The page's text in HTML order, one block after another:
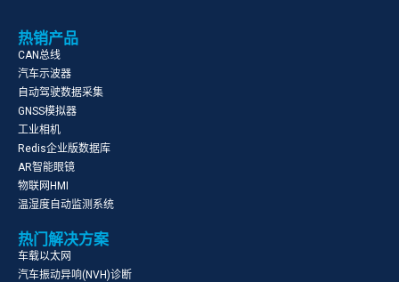
热销产品
CAN总线
汽车示波器
自动驾驶数据采集
GNSS模拟器
工业相机
Redis企业版数据库
AR智能眼镜
物联网HMI
温湿度自动监测系统
热门解决方案
车载以太网
汽车振动异响(NVH)诊断